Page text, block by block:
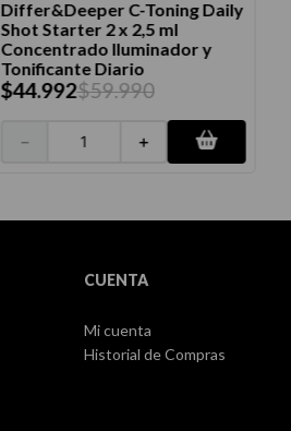
Differ&Deeper C-Toning Daily
Shot Starter 2 x 2,5 ml
Concentrado Iluminador y
Tonificante Diario
$44.992$59.990
＋
－
CUENTA
Mi cuenta
Historial de Compras